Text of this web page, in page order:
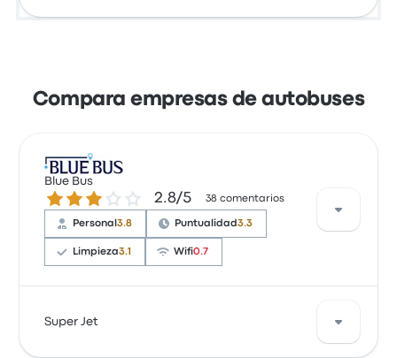
Compara empresas de autobuses
Blue Bus
2.8 de 5 estrellas2.8/5 38 comentarios
Personal3.8 Puntualidad3.3
Limpieza3.1 Wifi0.7
Con base en 38 reseñas, la empresa recibió una
Super Jet